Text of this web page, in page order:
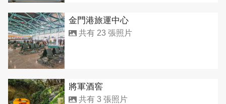
金門港旅運中心
共有 23 張照片
將軍酒窖
共有 3 張照片